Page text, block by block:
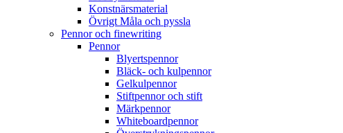
Konstnärsmaterial
Övrigt Måla och pyssla
Pennor och finewriting
Pennor
Blyertspennor
Bläck- och kulpennor
Gelkulpennor
Stiftpennor och stift
Märkpennor
Whiteboardpennor